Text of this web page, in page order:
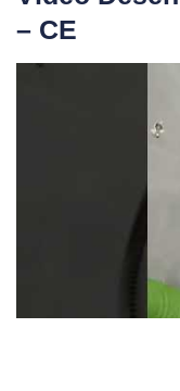
– CE